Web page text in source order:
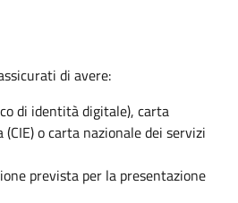
di avere:
di identità digitale), carta
o carta nazionale dei servizi
prevista per la presentazione